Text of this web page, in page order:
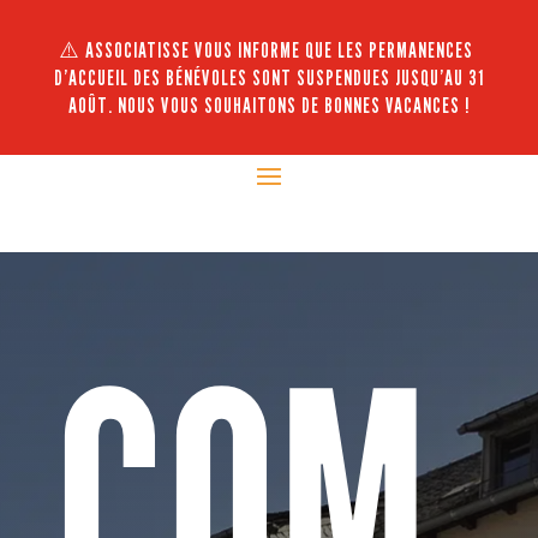
⚠️ ASSOCIATISSE VOUS INFORME QUE LES PERMANENCES
D’ACCUEIL DES BÉNÉVOLES SONT SUSPENDUES JUSQU’AU 31
AOÛT. NOUS VOUS SOUHAITONS DE BONNES VACANCES !